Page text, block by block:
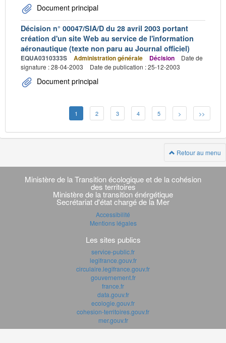
Document principal
Décision n° 00047/SIA/D du 28 avril 2003 portant
création d'un site Web au service de l'information
aéronautique (texte non paru au Journal officiel)
EQUA0310333S Administration générale Décision
Date de
signature : 28-04-2003
Date de publication : 25-12-2003
Document principal
1 2 3 4 5 > >>
Retour au menu
Navigation
transverse
Ministère de la Transition écologique et de la cohésion
des territoires
Ministère de la transition énérgétique
Secrétariat d'état chargé de la Mer
Accessibilité
Mentions légales
Les sites publics
service-public.fr
legifrance.gouv.fr
circulaire.legifrance.gouv.fr
gouvernement.fr
france.fr
data.gouv.fr
ecologie.gouv.fr
cohesion-territoires.gouv.fr
mer.gouv.fr